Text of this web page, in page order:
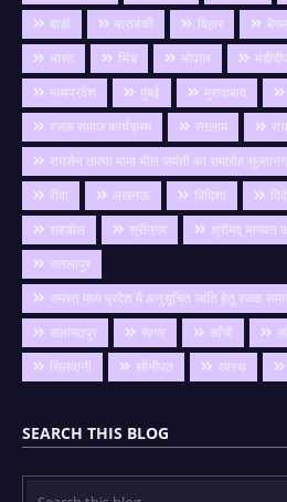
बाडी
बाराबंकी बिहार
भारत
भिंड भोपाल मंडीदीप
मध्यप्रदेश
मुंबई मुरादाबाद
रजक समाज कार्यक्रम
रतलाम
रायसेन तात्या मामा भील जयंती का समारोह
रीवा
लखनऊ विदिशा
शहडोल
श्रीनगर श्रीमद् भागवत
सतलापुर
समस्त मध्य प्रदेश मै अनुसूचित जाति हेतु रजक समाज
सलामतपुर
सागर साँची
सिलवानी
सोनीपत स्वस्थ
SEARCH THIS BLOG